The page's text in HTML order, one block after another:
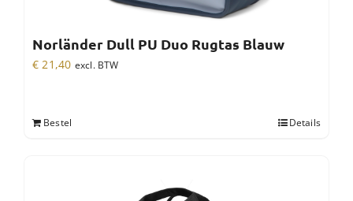
Norländer Dull PU Duo Rugtas Blauw
€ 21,40 excl. BTW
Bestel Details